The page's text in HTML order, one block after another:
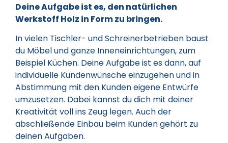
Deine Aufgabe ist es, den natürlichen
Werkstoff Holz in Form zu bringen.
In vielen Tischler- und Schreinerbetrieben baust
du Möbel und ganze Inneneinrichtungen, zum
Beispiel Küchen. Deine Aufgabe ist es dann, auf
individuelle Kundenwünsche einzugehen und in
Abstimmung mit den Kunden eigene Entwürfe
umzusetzen. Dabei kannst du dich mit deiner
Kreativität voll ins Zeug legen. Auch der
abschließende Einbau beim Kunden gehört zu
deinen Aufgaben.